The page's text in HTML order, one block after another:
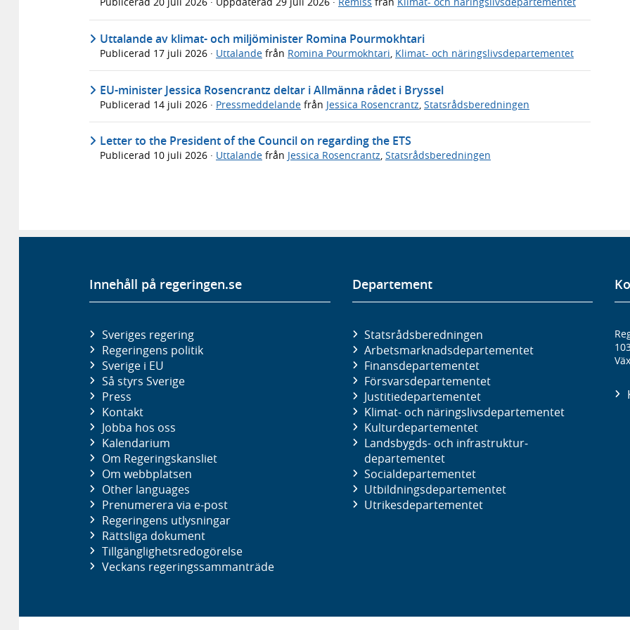
Uttalande av klimat- och miljöminister Romina Pourmokhtari
Publicerad 17 juli 2026 · Uttalande från Romina Pourmokhtari, Klimat- och näringslivsdepartementet
EU-minister Jessica Rosencrantz deltar i Allmänna rådet i Bryssel
Publicerad 14 juli 2026 · Pressmeddelande från Jessica Rosencrantz Statsrådsberedningen
Letter to the President of the Council on regarding the ETS
Publicerad 10 juli 2026 · Uttalande från Jessica Rosencrantz, Statsrådsberedningen
Innehåll på regeringen.se
Sveriges regering
Regeringens politik
Sverige i EU
Så styrs Sverige
Press
Kontakt
Jobba hos oss
Kalendarium
Om Regeringskansliet
Om webbplatsen
Other languages
Prenumerera via e-post
Regeringens utlysningar
Rättsliga dokument
Tillgänglighetsredogörelse
Veckans regeringssammanträde
Departement
Statsrådsberedningen
Arbetsmarknads­departementet
Finans­departementet
Försvars­departementet
Justitie­departementet
Klimat- och näringslivs­departementet
Kultur­departementet
Landsbygds- och infrastruktur­
departementet
Social­departementet
Utbildnings­departementet
Utrikes­departementet